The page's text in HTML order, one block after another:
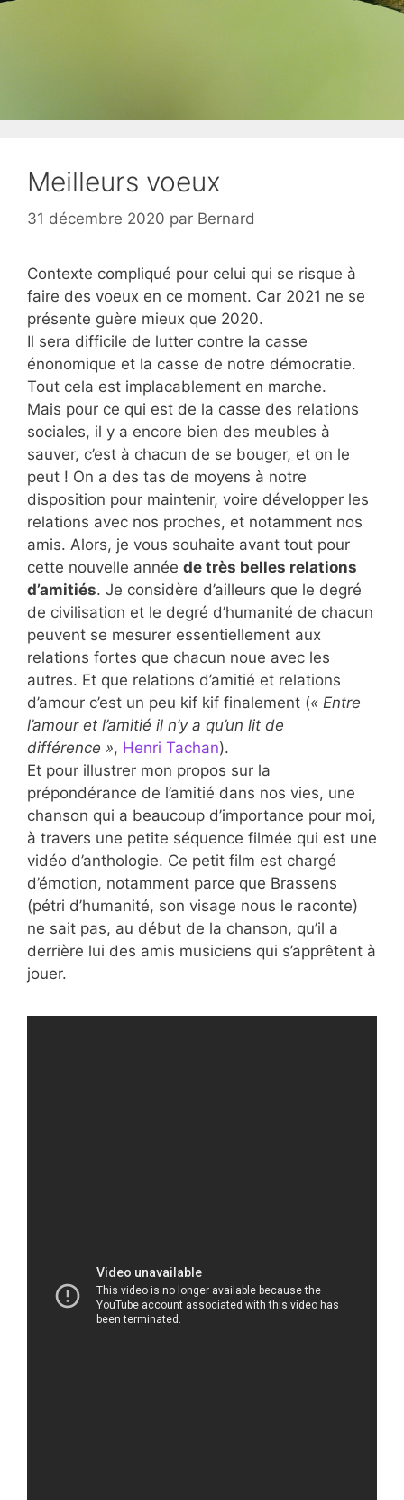
Meilleurs voeux
31 décembre 2020 par Bernard
Contexte compliqué pour celui qui se risque à
faire des voeux en ce moment. Car 2021 ne se
présente guère mieux que 2020.
Il sera difficile de lutter contre la casse
énonomique et la casse de notre démocratie.
Tout cela est implacablement en marche.
Mais pour ce qui est de la casse des relations
sociales, il y a encore bien des meubles à
sauver, c’est à chacun de se bouger, et on le
peut ! On a des tas de moyens à notre
disposition pour maintenir, voire développer les
relations avec nos proches, et notamment nos
amis. Alors, je vous souhaite avant tout pour
cette nouvelle année de très belles relations
d’amitiés. Je considère d’ailleurs que le degré
de civilisation et le degré d’humanité de chacun
peuvent se mesurer essentiellement aux
relations fortes que chacun noue avec les
autres. Et que relations d’amitié et relations
d’amour c’est un peu kif kif finalement (« Entre
l’amour et l’amitié il n’y a qu’un lit de
différence », Henri Tachan).
Et pour illustrer mon propos sur la
prépondérance de l’amitié dans nos vies, une
chanson qui a beaucoup d’importance pour moi,
à travers une petite séquence filmée qui est une
vidéo d’anthologie. Ce petit film est chargé
d’émotion, notamment parce que Brassens
(pétri d’humanité, son visage nous le raconte)
ne sait pas, au début de la chanson, qu’il a
derrière lui des amis musiciens qui s’apprêtent à
jouer.